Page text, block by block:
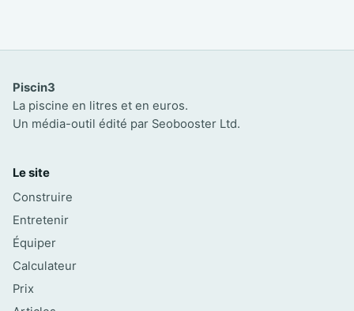
Piscin3
La piscine en litres et en euros.
Un média-outil édité par Seobooster Ltd.
Le site
Construire
Entretenir
Équiper
Calculateur
Prix